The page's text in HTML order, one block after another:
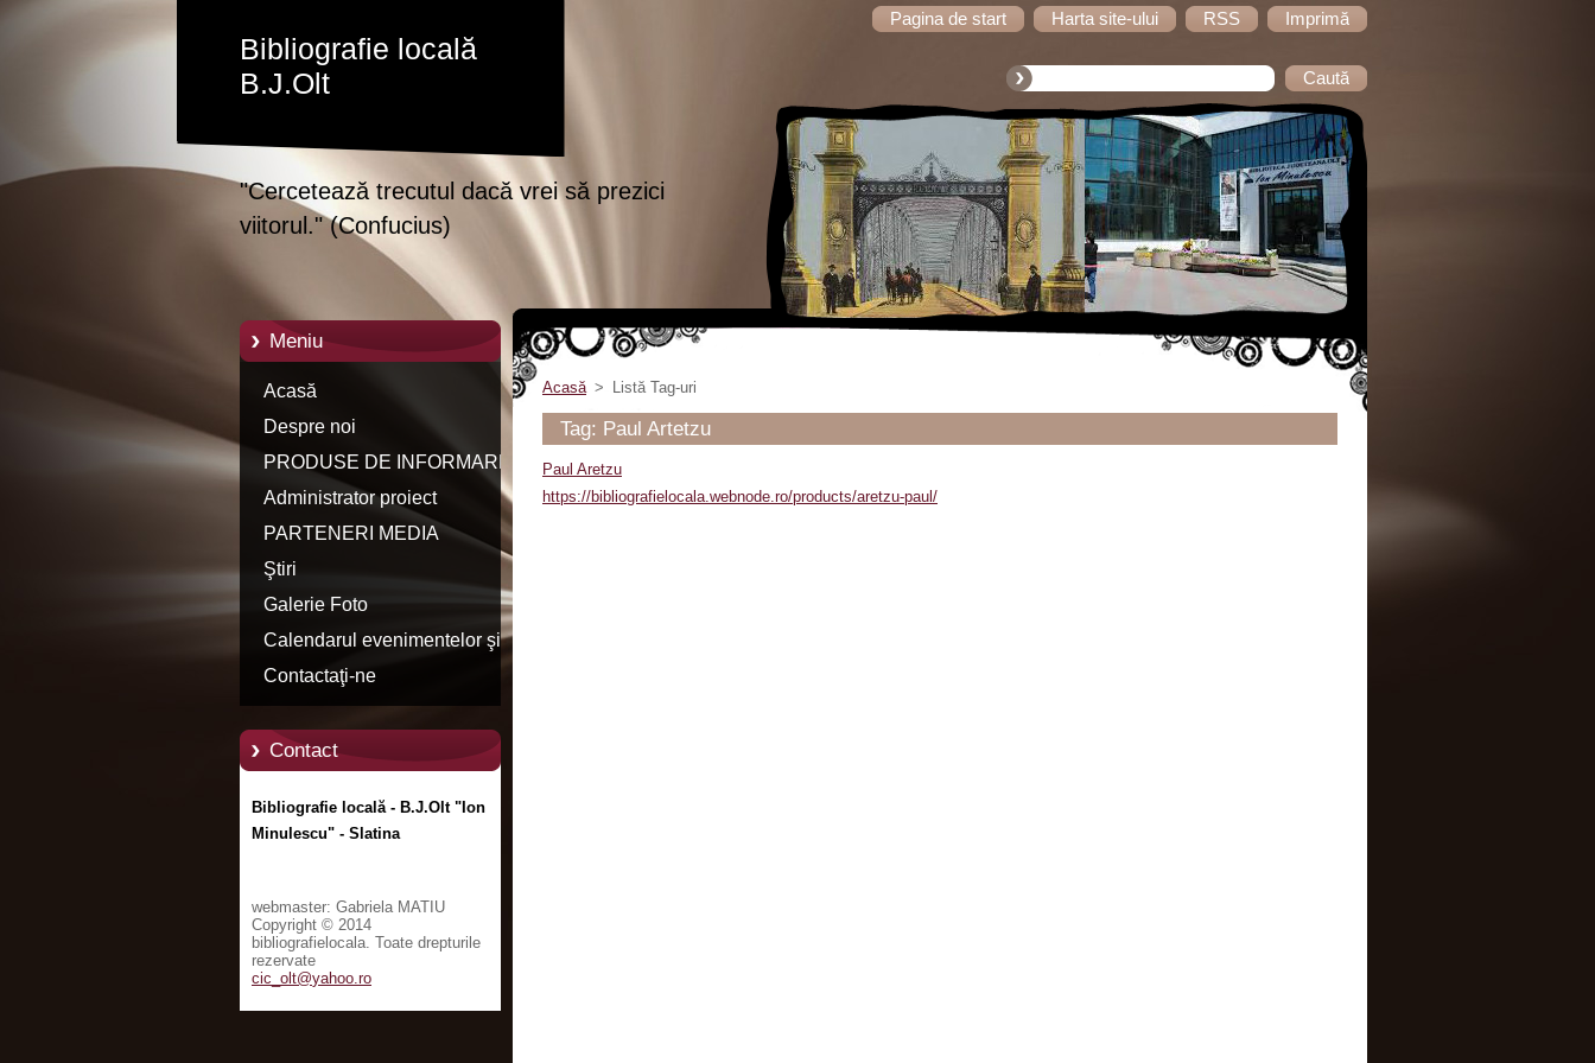
Pagina de start Harta site-ului RSS Imprimă
Bibliografie locală
B.J.Olt
"Cercetează trecutul dacă vrei să prezici
viitorul." (Confucius)
Meniu
Acasă
Despre noi
PRODUSE DE INFORMARE
Administrator proiect
PARTENERI MEDIA
Ştiri
Galerie Foto
Calendarul evenimentelor şi
manifestărilor culturale
Contactaţi-ne
Contact
Bibliografie locală - B.J.Olt "Ion
Minulescu" - Slatina
webmaster: Gabriela MATIU
Copyright © 2014
bibliografielocala. Toate drepturile
rezervate
cic_olt@yahoo.ro
Acasă > Listă Tag-uri
Tag: Paul Artetzu
Paul Aretzu
https://bibliografielocala.webnode.ro/products/aretzu-paul/